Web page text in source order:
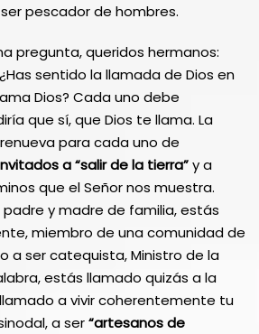
pescador de hombres.
pregunta, queridos hermanos:
sentido la llamada de Dios en
Dios? Cada uno debe
que sí, que Dios te llama. La
para cada uno de
a “salir de la tierra”y a
que el Señor nos muestra.
y madre de familia, estás
miembro de una comunidad de
a ser catequista, Ministro de la
estás llamado quizás a la
a vivir coherentemente tu
a ser“artesanos de